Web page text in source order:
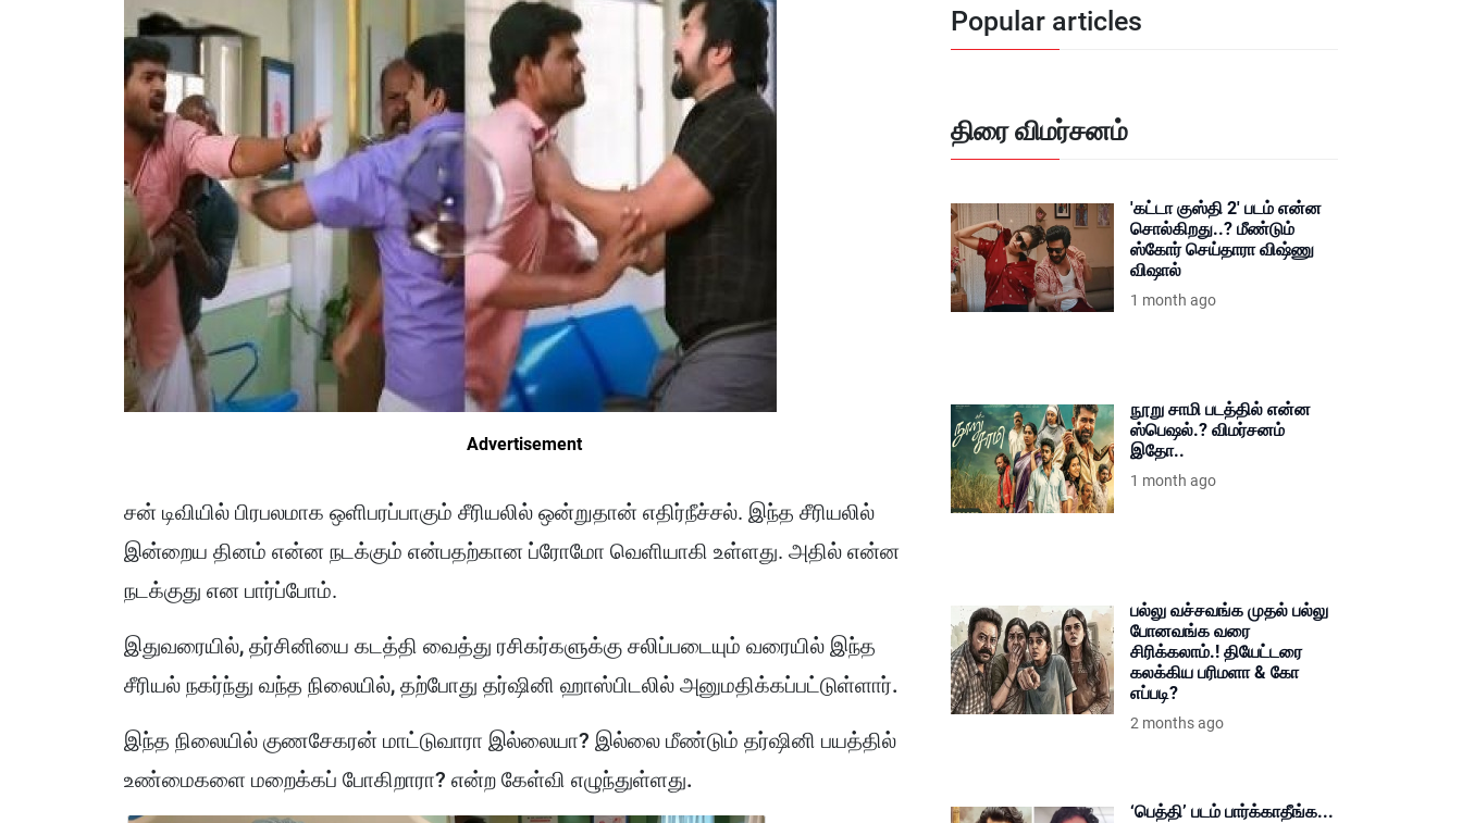
Advertisement
சன் டிவியில் பிரபலமாக ஒளிபரப்பாகும் சீரியலில் ஒன்றுதான் எதிர்நீச்சல். இந்த சீரியலில்
இன்றைய தினம் என்ன நடக்கும் என்பதற்கான ப்ரோமோ வெளியாகி உள்ளது. அதில் என்ன
நடக்குது என பார்ப்போம்.
இதுவரையில், தர்சினியை கடத்தி வைத்து ரசிகர்களுக்கு சலிப்படையும் வரையில் இந்த
சீரியல் நகர்ந்து வந்த நிலையில், தற்போது தர்ஷினி ஹாஸ்பிடலில் அனுமதிக்கப்பட்டுள்ளார்.
இந்த நிலையில் குணசேகரன் மாட்டுவாரா இல்லையா? இல்லை மீண்டும் தர்ஷினி பயத்தில்
உண்மைகளை மறைக்கப் போகிறாரா? என்ற கேள்வி எழுந்துள்ளது.
Popular articles
திரை விமர்சனம்
'கட்டா குஸ்தி 2' படம் என்ன
சொல்கிறது..? மீண்டும்
ஸ்கோர் செய்தாரா விஷ்ணு
விஷால்
1 month ago
நூறு சாமி படத்தில் என்ன
ஸ்பெஷல்.? விமர்சனம்
இதோ..
1 month ago
பல்லு வச்சவங்க முதல் பல்லு
போனவங்க வரை
சிரிக்கலாம்.! தியேட்டரை
கலக்கிய பரிமளா & கோ
எப்படி?
2 months ago
‘பெத்தி’ படம் பார்க்காதீங்க...